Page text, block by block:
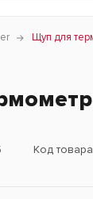
Щуп для
Код товара